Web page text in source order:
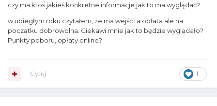
czy ma ktoś jakieś konkretne informacje jak to ma wyglądać?
w ubiegłym roku czytałem, że ma wejść ta opłata ale na
początku dobrowolna. Ciekawi mnie jak to będzie wyglądało?
Punkty poboru, opłaty online?
1
Cytuj